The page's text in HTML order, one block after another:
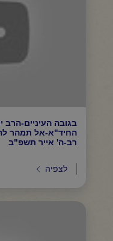
בגובה העיניים-הרב
החיד"א-אל תמהר
רב-ה' אייר תשפ"ב
לצפיה